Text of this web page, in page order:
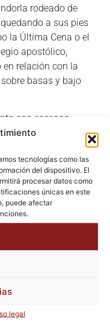
tecnologías como las
del dispositivo. El
procesar datos como
únicas en este
puede afectar
legal
rodeado de
a sus pies
la Última Cena o el
apostólico,
relación con la
basas y bajo
con escenas
la condena de
mientras
Gabriel y la Virgen
el tema de
cobijado por un
crestería
aparece el Salvador,
de la primitiva